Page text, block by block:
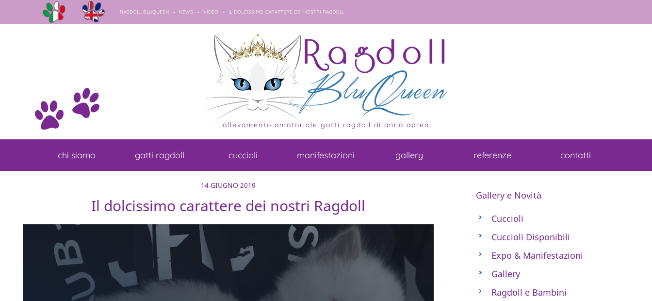
RAGDOLL BLUQUEEN » NEWS » VIDEO » IL DOLCISSIMO CARATTERE DEI NOSTRI RAGDOLL
allevamento amatoriale gatti ragdoll di anna aprea
chi siamo gatti ragdoll cuccioli manifestazioni gallery referenze contatti
14 GIUGNO 2019
Il dolcissimo carattere dei nostri Ragdoll
Gallery e Novità
Cuccioli
Cuccioli Disponibili
Expo & Manifestazioni
Gallery
Ragdoll e Bambini